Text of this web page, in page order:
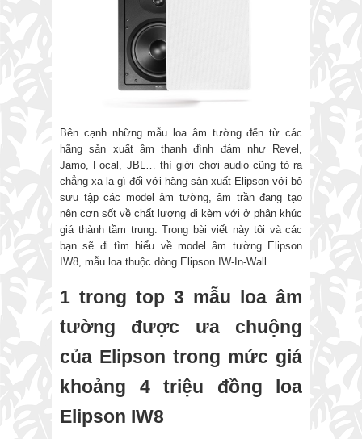
Bên cạnh những mẫu loa âm tường đến từ các
hãng sản xuất âm thanh đình đám như Revel,
Jamo, Focal, JBL… thì giới chơi audio cũng tỏ ra
chẳng xa lạ gì đối với hãng sản xuất Elipson với bộ
sưu tập các model âm tường, âm trần đang tạo
nên cơn sốt về chất lượng đi kèm với ở phân khúc
giá thành tầm trung. Trong bài viết này tôi và các
bạn sẽ đi tìm hiểu về model âm tường Elipson
IW8, mẫu loa thuộc dòng Elipson IW-In-Wall.
1 trong top 3 mẫu loa âm
tường được ưa chuộng
của Elipson trong mức giá
khoảng 4 triệu đồng loa
Elipson IW8